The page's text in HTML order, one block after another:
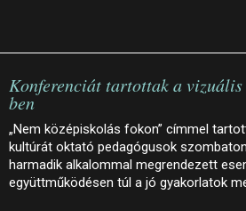
Konferenciát tartottak a
ben
„Nem középiskolás fokon” címmel
kultúrát oktató pedagógusok
harmadik alkalommal megrendezett
együttműködésen túl a jó gyakorlatok